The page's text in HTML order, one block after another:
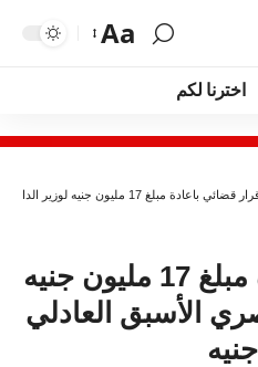
Aa
اخترنا لكم
قضائي باعادة مبلغ 17 مليون جنيه لوزير الداخلية المصري الأسبق العادلي وتعويضه 100 الف جنيه
قرار قضائي باعادة مبلغ 17 مليون جنيه
الأسبق العادلي